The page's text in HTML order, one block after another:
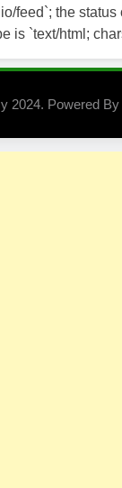
feed`; the status
is `text/html;
2024. Powered By